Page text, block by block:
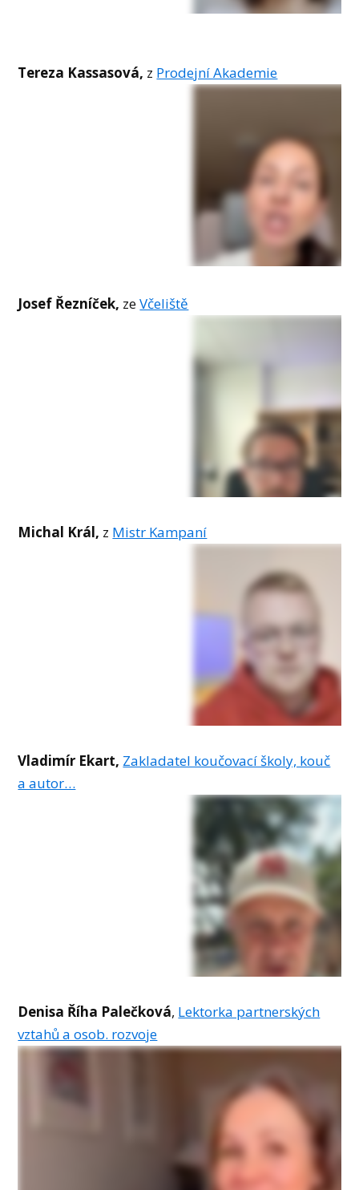
Tereza Kassasová, z Prodejní Akademie
Josef Řezníček, zeVčeliště
Michal Král, z Mistr Kampaní
Vladimír Ekart, Zakladatel koučovací školy, kouč
a autor…
Denisa Říha Palečková, Lektorka partnerských
vztahů a osob. rozvoje